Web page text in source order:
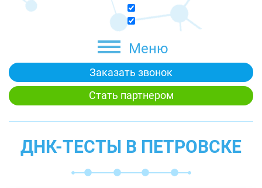
Меню
Заказать звонок
Стать партнером
ДНК-ТЕСТЫ В ПЕТРОВСКЕ